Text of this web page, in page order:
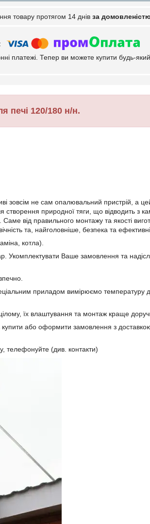
товару протягом 14 днів за
платежі. Тепер ви можете купити будь-
печі 120/180 н/н.
зовсім не сам опалювальний пристрій, а
природної тяги, що відводить з
від правильного монтажу та якості
та, найголовніше, безпека та
котла).
Укомплектувати Ваше замовлення та
приладом вимірюємо температуру
їх влаштування та монтаж краще
або оформити замовлення з доставкою
телефонуйте (див. контакти)